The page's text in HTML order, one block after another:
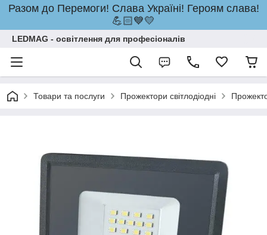
Разом до Перемоги! Слава Україні! Героям слава!
💪🏻💙💛
LEDMAG - освітлення для професіоналів
Товари та послуги Прожектори світлодіодні